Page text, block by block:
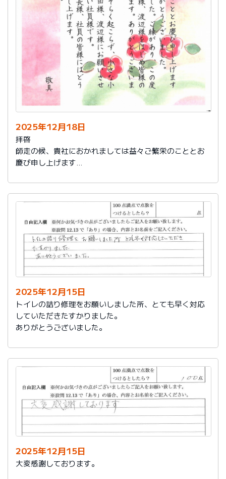
2025年12月18日
拝啓
師走の候、貴社におかれましては益々ご繁栄のこととお
慶び申し上げます
ざいました。
また、本日は心のこもったお葉書を受け取りました。ご
縁があり、この度の拙宅のリフォームを御社様にお願い
し、中田様、渡辺様をはじめ皆様のおかげをもちまし
て、毎日快適に暮らしております。ありがとうございま
した。
今後は、このような規模の修繕を行うことはおそらく起
こらず、小さな小さな修繕になろうかと思いますが、そ
の折は中田様、渡辺様にお願いさせていただくつもりで
おります。とても素晴らしい社員様です。
寒さもひとしお厳しい折でございますので、社長様、社
員の皆様にはどうぞくれぐれもご自愛くださいますよう
お祈り申し上げます。
敬具
2025年12月15日
トイレの詰り修理をお願いしました所、とても早く対応
していただきたすかりました。
ありがとうございました。
2025年12月15日
大変感謝しております。